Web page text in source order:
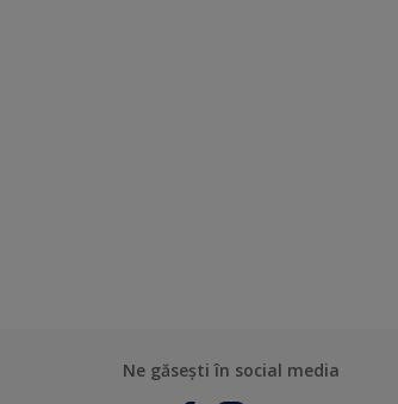
Ne găsești în social media